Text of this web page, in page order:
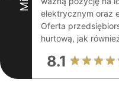
elektrycznym oraz
Oferta
hurtową, jak
8.1